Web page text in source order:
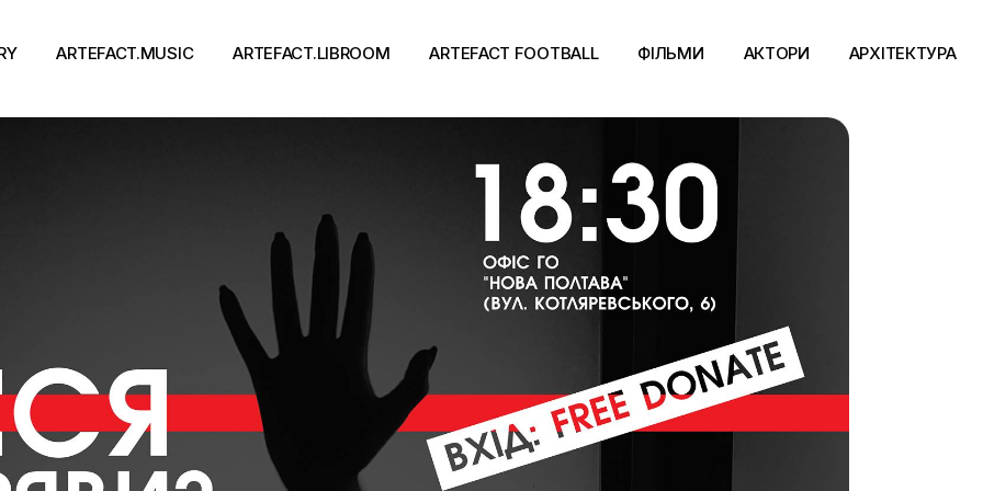
ARTEFACT.MUSIC ARTEFACT.LIBROOM
Події
ARTEFACT FOOTBALL ФІЛЬМИ АКТОРИ АРХІТЕКТУРА